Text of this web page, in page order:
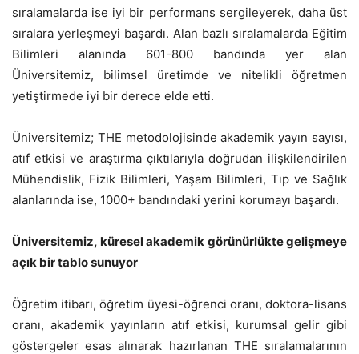
sıralamalarda ise iyi bir performans sergileyerek, daha üst
sıralara yerleşmeyi başardı. Alan bazlı sıralamalarda Eğitim
Bilimleri alanında 601-800 bandında yer alan
Üniversitemiz, bilimsel üretimde ve nitelikli öğretmen
yetiştirmede iyi bir derece elde etti.
Üniversitemiz; THE metodolojisinde akademik yayın sayısı,
atıf etkisi ve araştırma çıktılarıyla doğrudan ilişkilendirilen
Mühendislik, Fizik Bilimleri, Yaşam Bilimleri, Tıp ve Sağlık
alanlarında ise, 1000+ bandındaki yerini korumayı başardı.
Üniversitemiz, küresel akademik görünürlükte gelişmeye
açık bir tablo sunuyor
Öğretim itibarı, öğretim üyesi-öğrenci oranı, doktora-lisans
oranı, akademik yayınların atıf etkisi, kurumsal gelir gibi
göstergeler esas alınarak hazırlanan THE sıralamalarının